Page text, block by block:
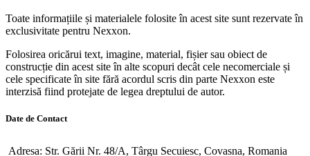
Toate informațiile și materialele folosite în acest site sunt rezervate în
exclusivitate pentru Nexxon.
Folosirea oricărui text, imagine, material, fișier sau obiect de
construcție din acest site în alte scopuri decât cele necomerciale și
cele specificate în site fără acordul scris din parte Nexxon este
interzisă fiind protejate de legea dreptului de autor.
Date de Contact
Adresa: Str. Gării Nr. 48/A, Târgu Secuiesc, Covasna, Romania